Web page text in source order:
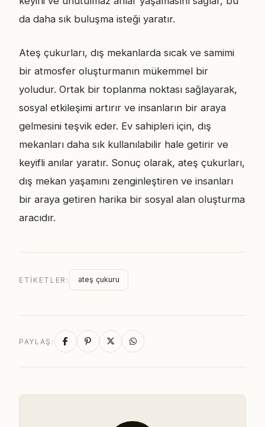
da daha sık buluşma isteği yaratır.
Ateş çukurları, dış mekanlarda sıcak ve samimi
bir atmosfer oluşturmanın mükemmel bir
yoludur. Ortak bir toplanma noktası sağlayarak,
sosyal etkileşimi artırır ve insanların bir araya
gelmesini teşvik eder. Ev sahipleri için, dış
mekanları daha sık kullanılabilir hale getirir ve
keyifli anılar yaratır. Sonuç olarak, ateş çukurları,
dış mekan yaşamını zenginleştiren ve insanları
bir araya getiren harika bir sosyal alan oluşturma
aracıdır.
ETIKETLER: ateş çukuru
PAYLAŞ: